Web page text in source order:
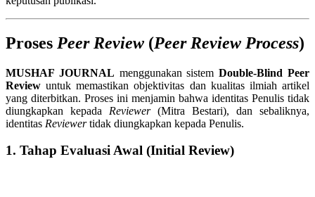
Proses Peer Review (Peer Review Process)
MUSHAF JOURNAL menggunakan sistemDouble-Blind Peer
Review untuk memastikan objektivitas dan kualitas ilmiah artikel
yang diterbitkan. Proses ini menjamin bahwa identitas Penulis tidak
diungkapkan kepada Reviewer(Mitra Bestari), dan sebaliknya,
identitas Reviewertidak diungkapkan kepada Penulis.
1. Tahap Evaluasi Awal (Initial Review)